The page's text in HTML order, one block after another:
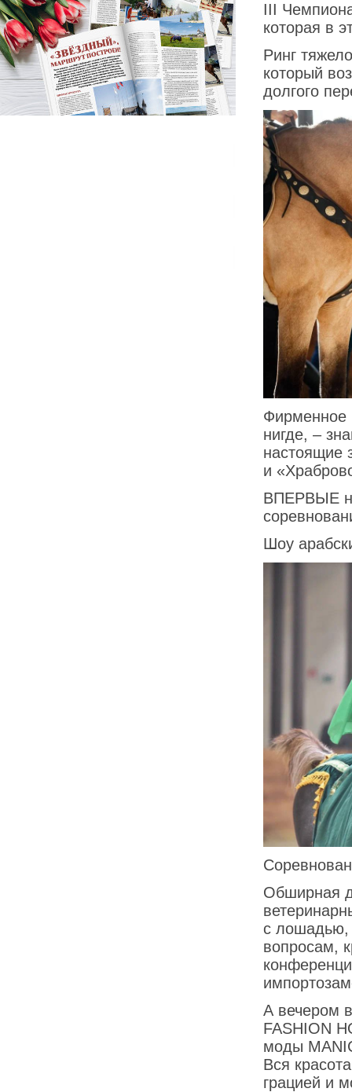
III
которая в
Ринг
который
долгого
Фирменное
нигде, –
настоящие
и
ВПЕРВЫЕ
Шоу
Обширная
с лошадью,
вопросам,
А вечером
FASHION
моды
Вся
грацией и